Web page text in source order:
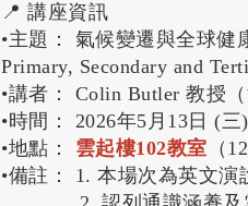
📍 講座資訊
•主題： 氣候變遷與全球健
Primary, Secondary and
•講者： Colin Butler 教授
•時間： 2026年5月13日 (三
•地點：
雲起樓102教室 （
•備註： 1. 本場次為英文演